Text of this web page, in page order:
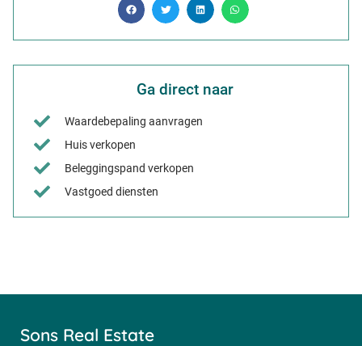
Ga direct naar
Waardebepaling aanvragen
Huis verkopen
Beleggingspand verkopen
Vastgoed diensten
Sons Real Estate